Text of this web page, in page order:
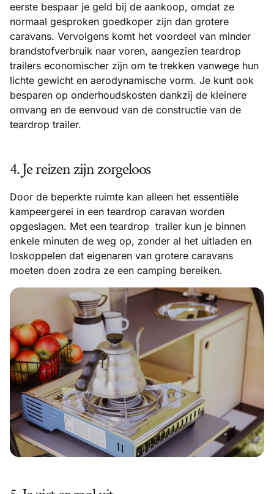
eerste bespaar je geld bij de aankoop, omdat ze
normaal gesproken goedkoper zijn dan grotere
caravans. Vervolgens komt het voordeel van minder
brandstofverbruik naar voren, aangezien teardrop
trailers economischer zijn om te trekken vanwege hun
lichte gewicht en aerodynamische vorm. Je kunt ook
besparen op onderhoudskosten dankzij de kleinere
omvang en de eenvoud van de constructie van de
teardrop trailer.
4. Je reizen zijn zorgeloos
Door de beperkte ruimte kan alleen het essentiële
kampeergerei in een teardrop caravan worden
opgeslagen. Met een teardrop trailer kun je binnen
enkele minuten de weg op, zonder al het uitladen en
loskoppelen dat eigenaren van grotere caravans
moeten doen zodra ze een camping bereiken.